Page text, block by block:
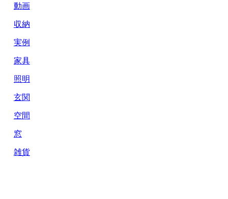
動画
収納
実例
家具
照明
玄関
空間
窓
雑貨